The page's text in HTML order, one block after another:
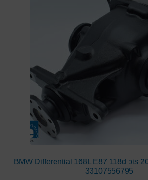
BMW Differential 168L E87 118d bis
33107556795